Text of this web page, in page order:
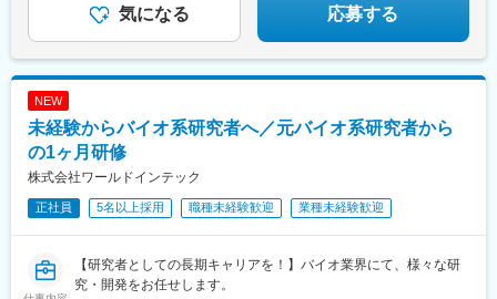
(名古屋市営)、瑞穂区役所駅、徳重駅、神沢駅、南大高駅、浄心
駅、古見駅(愛知県)、石浜駅、上ゲ駅、野間駅、知立駅、牛田駅
(愛知県)、三河知立駅、三河一宮駅、牛久保駅、西小坂井駅、八幡
駅(愛知県)、稲荷口駅、豊川駅、諏訪町駅、国府駅(愛知県)、豊明
母駅、三河上郷駅、末野原駅、新豊田駅、豊田市駅、愛環梅坪
駅、美濃白鳥駅、敦賀駅、入善駅、越中舟橋駅、福光駅、東八尾
駅、下奥井駅、越中中島駅、富山大学前駅、呉羽駅、堀川小泉
気になる 応募する
NEW
未経験からバイオ系研究者へ／元バイオ系研究者から
の1ヶ月研修
株式会社ワールドインテック
正社員 5名以上採用 職種未経験歓迎 業種未経験歓迎
【研究者としての長期キャリアを！】バイオ業界にて、様々な研
究・開発をお任せします。